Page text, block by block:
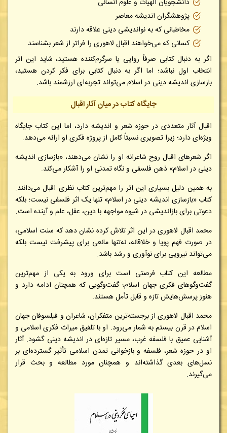
دانشجویان الهیات و علوم انسانی
پژوهشگران اندیشه معاصر
مخاطبانی که به نواندیشی دینی علاقه دارند
کسانی که می‌خواهند اقبال لاهوری را فراتر از شعر بشناسند
اگر به دنبال کتابی صرفاً روایی یا سرگرم‌کننده هستید، شاید این اثر
انتخاب اول نباشد؛ اما اگر به دنبال کتابی برای فکر کردن هستید،
بازسازی اندیشه دینی در اسلام می‌تواند تجربه‌ای ارزشمند باشد.
جایگاه کتاب در میان آثار اقبال
اقبال آثار متعددی در حوزه شعر و اندیشه دارد، اما این کتاب جایگاه
ویژه‌ای دارد؛ زیرا تصویری نسبتاً کامل از پروژه فکری او ارائه می‌دهد.
اگر شعرهای اقبال روح شاعرانه او را نشان می‌دهند، «بازسازی اندیشه
دینی در اسلام» ذهن فلسفی و نگاه تمدنی او را آشکار می‌کند.
به همین دلیل بسیاری این اثر را مهم‌ترین کتاب نظری اقبال می‌دانند.
کتاب «بازسازی اندیشه دینی در اسلام» تنها یک اثر فلسفی نیست؛ بلکه
دعوتی برای بازاندیشی در شیوه مواجهه با دین، عقل، علم و آینده است.
محمد اقبال لاهوری در این اثر تلاش کرده نشان دهد که سنت اسلامی،
در صورت فهم پویا و خلاقانه، نه‌تنها مانعی برای پیشرفت نیست بلکه
می‌تواند نیرویی برای نوآوری و رشد باشد.
مطالعه این کتاب فرصتی است برای ورود به یکی از مهم‌ترین
گفت‌وگوهای فکری جهان اسلام؛ گفت‌وگویی که همچنان ادامه دارد و
هنوز پرسش‌هایش تازه و قابل تأمل هستند.
محمد اقبال لاهوری از برجسته‌ترین متفکران، شاعران و فیلسوفان جهان
اسلام در قرن بیستم به شمار می‌رود. او با تلفیق میراث فکری اسلامی و
آشنایی عمیق با فلسفه غرب، مسیر تازه‌ای در اندیشه دینی گشود. آثار
او در حوزه شعر، فلسفه و بازخوانی تمدن اسلامی تأثیر گسترده‌ای بر
نسل‌های بعدی گذاشته‌اند و همچنان مورد مطالعه و بحث قرار
می‌گیرند.